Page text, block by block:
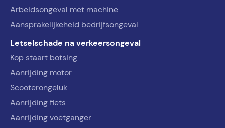
Arbeidsongeval met machine
Aansprakelijkeheid bedrijfsongeval
Letselschade na verkeersongeval
Kop staart botsing
Aanrijding motor
Scooterongeluk
Aanrijding fiets
Aanrijding voetganger